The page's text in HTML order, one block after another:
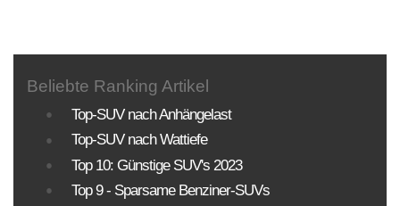
Beliebte Ranking Artikel
Top-SUV nach Anhängelast
Top-SUV nach Wattiefe
Top 10: Günstige SUV's 2023
Top 9 - Sparsame Benziner-SUVs